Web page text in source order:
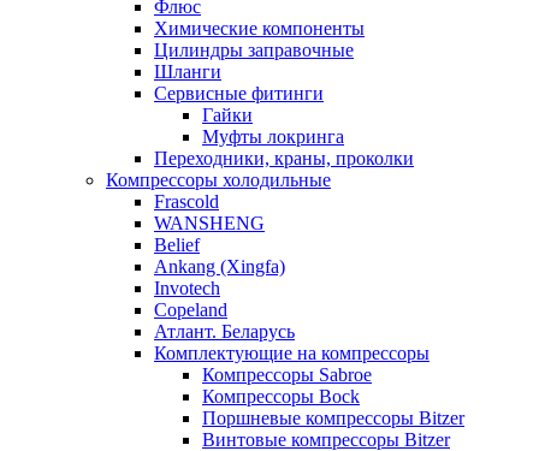
Флюс
Химические компоненты
Цилиндры заправочные
Шланги
Сервисные фитинги
Гайки
Муфты локринга
Переходники, краны, проколки
Компрессоры холодильные
Frascold
WANSHENG
Belief
Ankang (Xingfa)
Invotech
Copeland
Атлант. Беларусь
Комплектующие на компрессоры
Компрессоры Sabroe
Компрессоры Bock
Поршневые компрессоры Bitzer
Винтовые компрессоры Bitzer